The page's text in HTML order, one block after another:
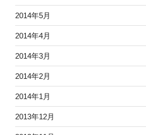
2014年5月
2014年4月
2014年3月
2014年2月
2014年1月
2013年12月